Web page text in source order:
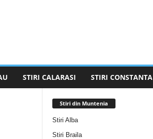
STIRI CALARASI STIRI CONSTANTA
Stiri din Muntenia
Stiri Alba
Stiri Braila